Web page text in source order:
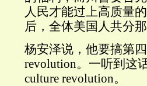
人民才能过上高质量
后，全体美国人共分
杨安泽说，他要搞第
revolution。一听到这
culture revolution。